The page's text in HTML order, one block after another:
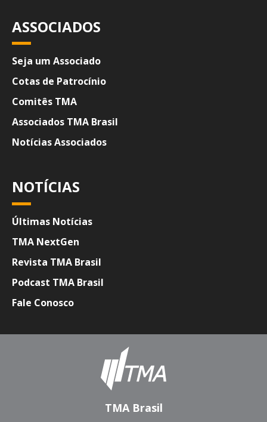
ASSOCIADOS
Seja um Associado
Cotas de Patrocínio
Comitês TMA
Associados TMA Brasil
Notícias Associados
NOTÍCIAS
Últimas Notícias
TMA NextGen
Revista TMA Brasil
Podcast TMA Brasil
Fale Conosco
TMA Brasil